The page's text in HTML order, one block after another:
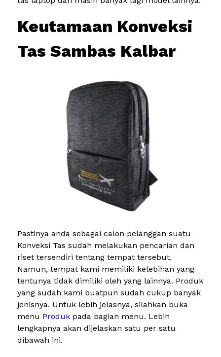
Keutamaan Konveksi
Tas Sambas Kalbar
Pastinya anda sebagai calon pelanggan suatu
Konveksi Tas sudah melakukan pencarian dan
riset tersendiri tentang tempat tersebut.
Namun, tempat kami memiliki kelebihan yang
tentunya tidak dimiliki oleh yang lainnya. Produk
yang sudah kami buatpun sudah cukup banyak
jenisnya. Untuk lebih jelasnya, silahkan buka
menu Produk pada bagian menu. Lebih
lengkapnya akan dijelaskan satu per satu
dibawah ini.